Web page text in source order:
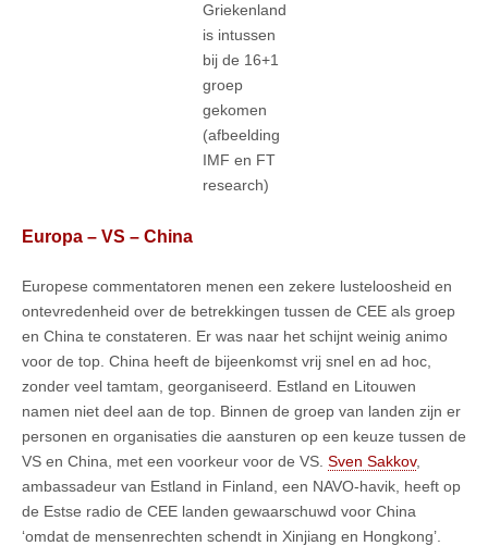
Griekenland
is intussen
bij de 16+1
groep
gekomen
(afbeelding
IMF en FT
research)
Europa – VS – China
Europese commentatoren menen een zekere lusteloosheid en
ontevredenheid over de betrekkingen tussen de CEE als groep
en China te constateren. Er was naar het schijnt weinig animo
voor de top. China heeft de bijeenkomst vrij snel en ad hoc,
zonder veel tamtam, georganiseerd. Estland en Litouwen
namen niet deel aan de top. Binnen de groep van landen zijn er
personen en organisaties die aansturen op een keuze tussen de
VS en China, met een voorkeur voor de VS. Sven Sakkov,
ambassadeur van Estland in Finland, een NAVO-havik, heeft op
de Estse radio de CEE landen gewaarschuwd voor China
‘omdat de mensenrechten schendt in Xinjiang en Hongkong’.